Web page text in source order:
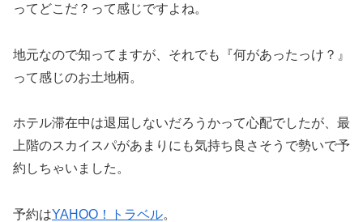
ってどこだ？って感じですよね。
地元なので知ってますが、それでも『何があったっけ？』
って感じのお土地柄。
ホテル滞在中は退屈しないだろうかって心配でしたが、最
上階のスカイスパがあまりにも気持ち良さそうで勢いで予
約しちゃいました。
予約はYAHOO！トラベル。